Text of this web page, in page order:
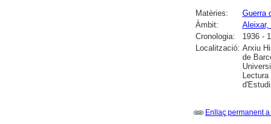
Matèries:
Guerra
Àmbit:
Aleixar,
Cronologia:
1936 -
Localització: Arxiu
de
Enllaç permanent